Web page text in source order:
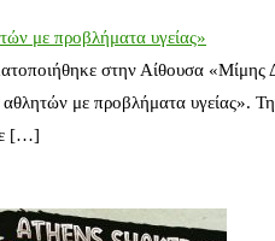
με προβλήματα υγείας»
στην Αίθουσα
με προβλήματα υγείας».
[…]